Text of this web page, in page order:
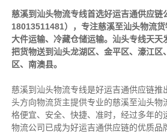
慈溪到汕头物流专线首选好运吉通供应链
18013511481），专注慈溪至汕头物流货
大件运输、冷藏仓储运输。 汕头专线天天
把货物送到汕头龙湖区、金平区、濠江区
区、南澳县。
慈溪到汕头物流专线是好运吉通供应链推
头方向物流货主提供专业的慈溪至汕头物
格便宜、安全、快捷、准时，经过多年的
物流公司已成为好运吉通供应链的优质品